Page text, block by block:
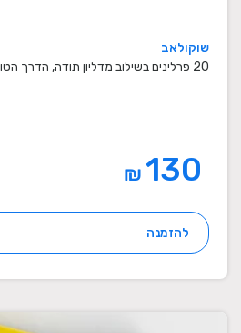
שוקולאב
20 פרלינים בשילוב מדליון תודה, הדרך הטובה ביותר לומר תודה
₪
להזמנה